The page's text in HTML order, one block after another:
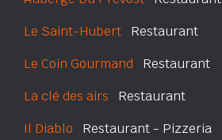
Le Saint-Hubert Restaurant
Le Coin Gourmand Restaurant
La clé des airs Restaurant
Il Diablo Restaurant - Pizzeria